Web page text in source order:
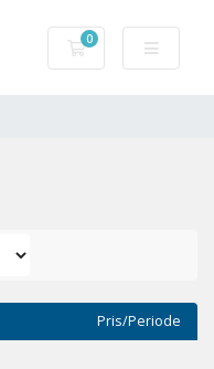
0
Handlevogn
Pris/Periode